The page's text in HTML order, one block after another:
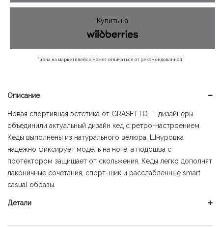
528 ₽.
Купить на
*цена на маркетплейсе может отличаться от рекомендованной
Описание
Новая спортивная эстетика от GRASETTO — дизайнеры
объединили актуальный дизайн кед с ретро-настроением.
Кеды выполнены из натурального велюра. Шнуровка
надежно фиксирует модель на ноге, а подошва с
протектором защищает от скольжения. Кеды легко дополнят
лаконичные сочетания, спорт-шик и расслабленные smart
casual образы.
Детали